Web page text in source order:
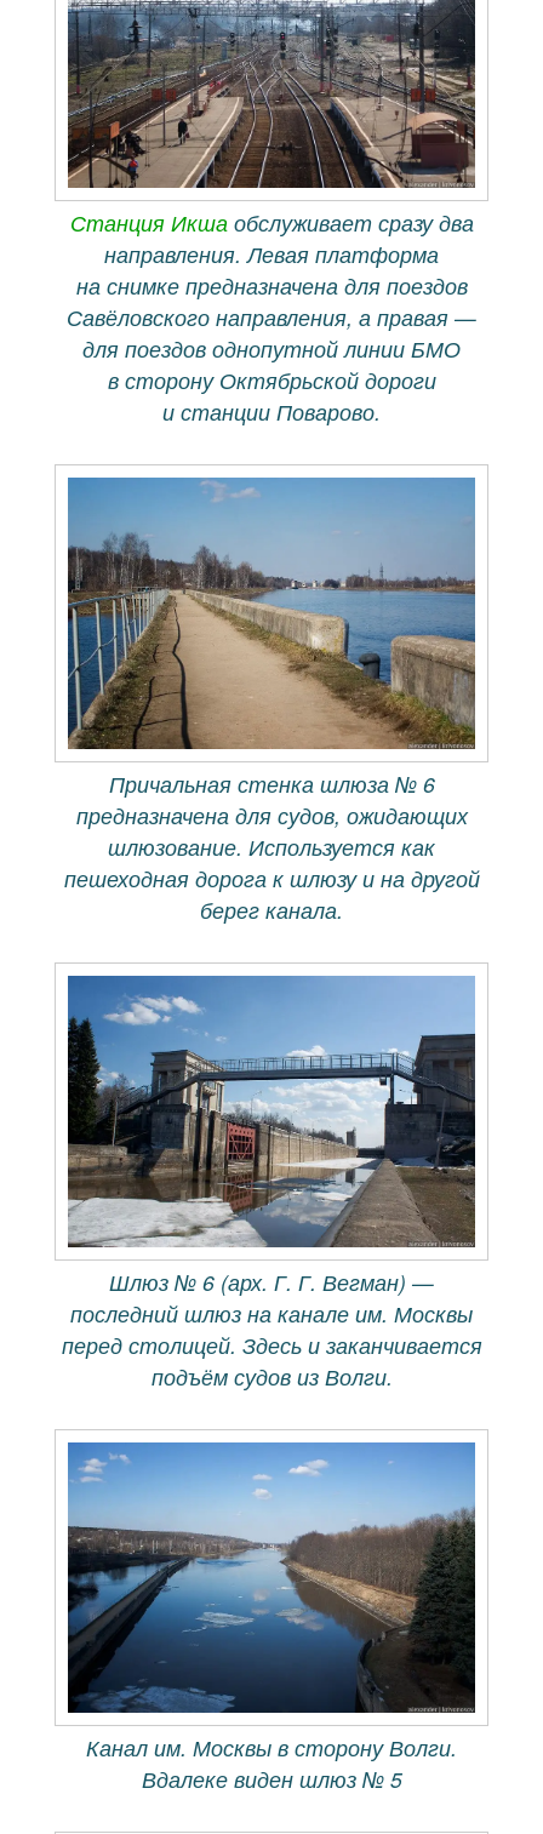
Станция Икшаобслуживает сразу два
направления. Левая платформа
на снимке предназначена для поездов
Савёловского направления, а правая —
для поездов однопутной линии БМО
в сторону Октябрьской дороги
и станции Поварово.
Причальная стенка шлюза № 6
предназначена для судов, ожидающих
шлюзование. Используется как
пешеходная дорога к шлюзу и на другой
берег канала.
Шлюз № 6 (арх. Г. Г. Вегман) —
последний шлюз на канале им. Москвы
перед столицей. Здесь и заканчивается
подъём судов из Волги.
Канал им. Москвы в сторону Волги.
Вдалеке виден шлюз № 5